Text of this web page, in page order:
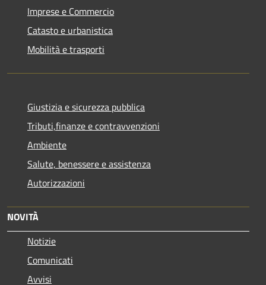
Imprese e Commercio
Catasto e urbanistica
Mobilità e trasporti
Giustizia e sicurezza pubblica
Tributi,finanze e contravvenzioni
Ambiente
Salute, benessere e assistenza
Autorizzazioni
NOVITÀ
Notizie
Comunicati
Avvisi